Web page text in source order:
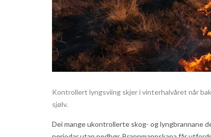
Kontrollert lyngsviing skjer i vinterhalvåret når
sjølv.
Dei mange ukontrollerte skog- og lyngbrannane